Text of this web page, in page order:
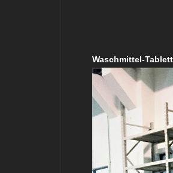
Waschmittel-